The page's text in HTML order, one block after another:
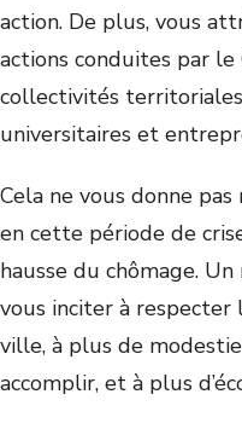
action. De plus, vous
actions conduites par le
collectivités
universitaires et
Cela ne vous donne
en cette période de
hausse du chômage.
vous inciter à
ville, à plus de
accomplir, et à plus